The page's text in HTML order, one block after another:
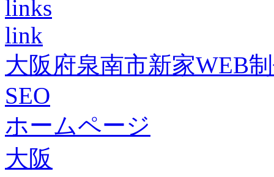
links
link
大阪府泉南市新家WEB
SEO
ホームページ
大阪